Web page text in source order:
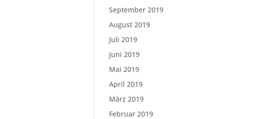
September 2019
August 2019
Juli 2019
Juni 2019
Mai 2019
April 2019
März 2019
Februar 2019